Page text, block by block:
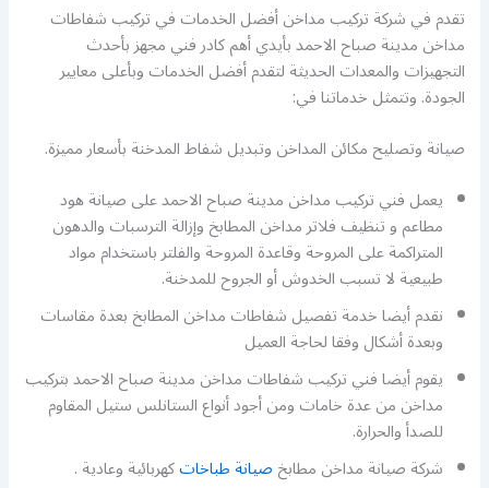
تقدم في شركة تركيب مداخن أفضل الخدمات في تركيب شفاطات
مداخن مدينة صباح الاحمد بأيدي أهم كادر فني مجهز بأحدث
التجهيزات والمعدات الحديثة لتقدم أفضل الخدمات وبأعلى معايير
الجودة. وتتمثل خدماتنا في:
صيانة وتصليح مكائن المداخن وتبديل شفاط المدخنة بأسعار مميزة.
يعمل فني تركيب مداخن مدينة صباح الاحمد على صيانة هود
مطاعم و تنظيف فلاتر مداخن المطابخ وإزالة الترسبات والدهون
المتراكمة على المروحة وقاعدة المروحة والفلتر باستخدام مواد
طبيعية لا تسبب الخدوش أو الجروح للمدخنة.
نقدم أيضا خدمة تفصيل شفاطات مداخن المطابخ بعدة مقاسات
وبعدة أشكال وفقا لحاجة العميل
يقوم أيضا فني تركيب شفاطات مداخن مدينة صباح الاحمد بتركيب
مداخن من عدة خامات ومن أجود أنواع الستانلس ستيل المقاوم
للصدأ والحرارة.
شركة صيانة مداخن مطابخصيانة طباخاتكهربائية وعادية .